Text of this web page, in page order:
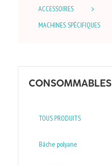
ACCESSOIRES
MACHINES SPÉCIFIQUES
CONSOMMABLES
TOUS PRODUITS
Bâche polyane